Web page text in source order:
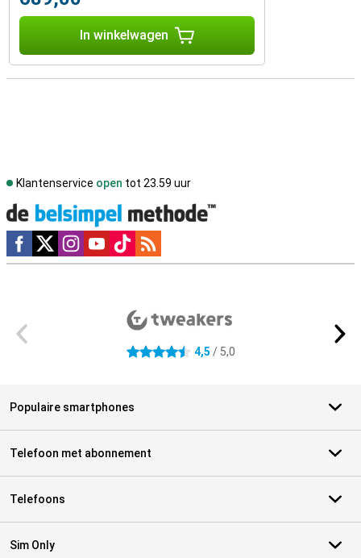
In winkelwagen
Klantenservice open tot 23.59 uur
Social media
4.5 sterren 4,5 / 5,0
Populaire smartphones
Telefoon met abonnement
Telefoons
Sim Only